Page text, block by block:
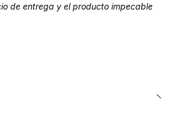
de entrega y el producto impecable